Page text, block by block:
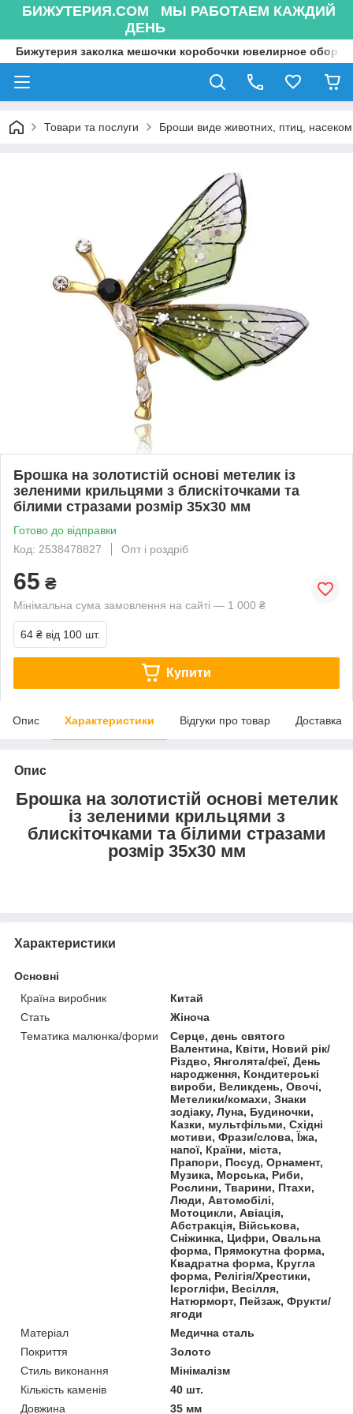
БИЖУТЕРИЯ.COM МЫ РАБОТАЕМ КАЖДИЙ
ДЕНЬ
Бижутерия заколка мешочки коробочки ювелирное
Товари та послуги Броши виде животних, птиц,
Брошка на золотистій основі метелик із
зеленими крильцями з блискіточками та
білими стразами розмір 35х30 мм
Готово до відправки
Код: 2538478827
Опт і роздріб
65 ₴
Мінімальна сума замовлення на сайті — 1 000 ₴
64 ₴ від 100 шт.
Купити
Опис Характеристики Відгуки про товар Доставка
Опис
Брошка на золотистій основі метелик
із зеленими крильцями з
блискіточками та білими стразами
розмір 35х30 мм
Характеристики
Основні
Країна виробник
Китай
Стать
Жіноча
Тематика малюнка/форми
Серце, день святого
Валентина, Квіти, Новий рік/
Різдво, Янголята/феї, День
народження, Кондитерські
вироби, Великдень, Овочі,
Метелики/комахи, Знаки
зодіаку, Луна, Будиночки,
Казки, мультфільми, Східні
мотиви, Фрази/слова, Їжа,
напої, Країни, міста,
Прапори, Посуд, Орнамент,
Музика, Морська, Риби,
Рослини, Тварини, Птахи,
Люди, Автомобілі,
Мотоцикли, Авіація,
Абстракція, Військова,
Сніжинка, Цифри, Овальна
форма, Прямокутна форма,
Квадратна форма, Кругла
форма, Релігія/Хрестики,
Ієрогліфи, Весілля,
Натюрморт, Пейзаж, Фрукти/
ягоди
Матеріал
Медична сталь
Покриття
Золото
Стиль виконання
Мінімалізм
Кількість каменів
40 шт.
Довжина
35 мм